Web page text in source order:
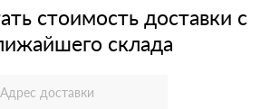
стоимость доставки с
склада